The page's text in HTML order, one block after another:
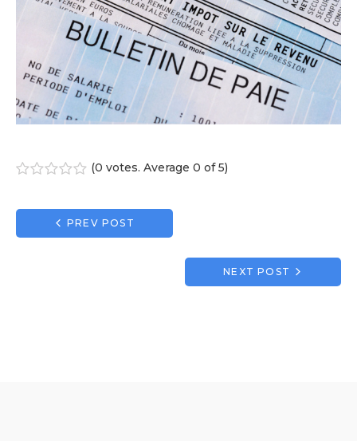
(0 votes. Average 0 of 5)
Navigation
de
PREV POST
NEXT POST